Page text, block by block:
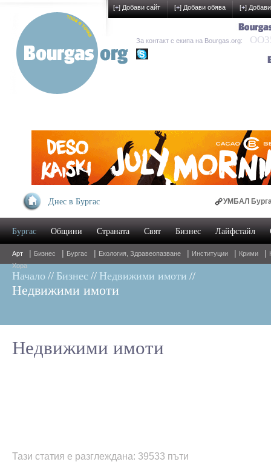
Днес в Бургас УМБАЛ Бургас
Oнлайн магазин за
Бургас Общини Страната Свят Бизнес Лайфстайл
Арт | Бизнес | Бургас | Екология, Здравеопазване | Институции | Крими |
Хора
Начало // Бизнес // Недвижими имоти //
Недвижими имоти
Недвижими имоти
Тази статия е разглеждана: 39533 пъти
[+] Добави сайт [+] Добави обява [+]
За контакт с екипа на Bourgas.org: